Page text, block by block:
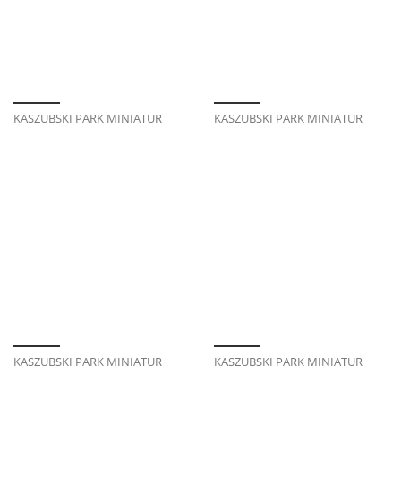
KASZUBSKI PARK MINIATUR KASZUBSKI PARK MINIATUR
KASZUBSKI PARK MINIATUR KASZUBSKI PARK MINIATUR